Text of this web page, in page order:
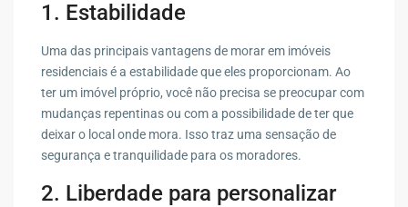
1. Estabilidade
Uma das principais vantagens de morar em imóveis
residenciais é a estabilidade que eles proporcionam. Ao
ter um imóvel próprio, você não precisa se preocupar com
mudanças repentinas ou com a possibilidade de ter que
deixar o local onde mora. Isso traz uma sensação de
segurança e tranquilidade para os moradores.
2. Liberdade para personalizar